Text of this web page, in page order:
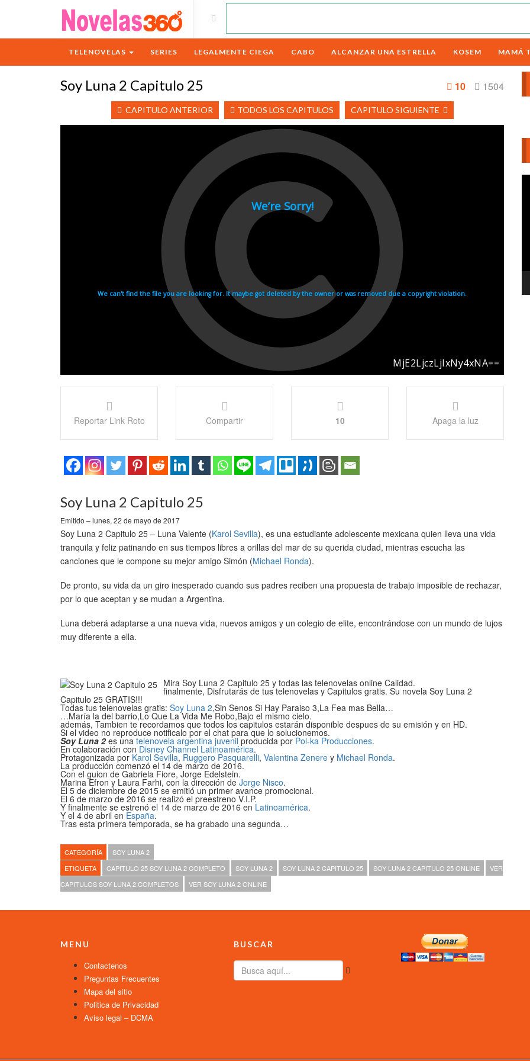
TELENOVELAS SERIES LEGALMENTE CIEGA CABO ALCANZAR UNA ESTRELLA KOSEM MAMÁ
Soy Luna 2 Capitulo 25 1504
10
CAPITULO ANTERIOR TODOS LOS CAPITULOS CAPITULO SIGUIENTE
Reportar Link Roto Compartir 10 Apaga la luz
Soy Luna 2 Capitulo 25
Emitido – lunes, 22 de mayo de 2017
Soy Luna 2 Capitulo 25 – Luna Valente (Karol Sevilla), es una estudiante adolescente mexicana quien lleva una vida
tranquila y feliz patinando en sus tiempos libres a orillas del mar de su querida ciudad, mientras escucha las
canciones que le compone su mejor amigo Simón (Michael Ronda).
De pronto, su vida da un giro inesperado cuando sus padres reciben una propuesta de trabajo imposible de rechazar,
por lo que aceptan y se mudan a Argentina.
Luna deberá adaptarse a una nueva vida, nuevos amigos y un colegio de elite, encontrándose con un mundo de lujos
muy diferente a ella.
Mira Soy Luna 2 Capitulo 25 y todas las telenovelas online Calidad.
finalmente, Disfrutarás de tus telenovelas y Capitulos gratis. Su novela Soy Luna 2
Capitulo 25 GRATIS!!!
Todas tus telenovelas gratis: Soy Luna 2,Sin Senos Si Hay Paraiso 3,La Fea mas Bella…
…María la del barrio,Lo Que La Vida Me Robo,Bajo el mismo cielo.
además, Tambien te recordamos que todos los capitulos estarán disponible despues de su emisión y en HD.
Si el video no reproduce notificalo por el chat para que lo solucionemos.
Soy Luna 2es una telenovela argentina juvenil producida por Pol-ka Producciones.
En colaboración con Disney Channel Latinoamérica.
Protagonizada por Karol Sevilla, Ruggero Pasquarelli, Valentina Zenere y Michael Ronda.
La producción comenzó el 14 de marzo de 2016.
Con el guion de Gabriela Fiore, Jorge Edelstein.
Marina Efron y Laura Farhi, con la dirección de Jorge Nisco.
El 5 de diciembre de 2015 se emitió un primer avance promocional.
El 6 de marzo de 2016 se realizó el preestreno V.I.P.
Y finalmente se estrenó el 14 de marzo de 2016 en Latinoamérica.
Y el 4 de abril en España.
Tras esta primera temporada, se ha grabado una segunda…
CATEGORÍA
SOY LUNA 2
ETIQUETA
CAPITULO 25 SOY LUNA 2 COMPLETO SOY LUNA 2 SOY LUNA 2 CAPITULO 25 SOY LUNA 2 CAPITULO 25 ONLINE
VER
CAPITULOS SOY LUNA 2 COMPLETOS
VER SOY LUNA 2 ONLINE
MENU
Contactenos
Preguntas Frecuentes
Mapa del sitio
Politica de Privacidad
Aviso legal – DCMA
BUSCAR